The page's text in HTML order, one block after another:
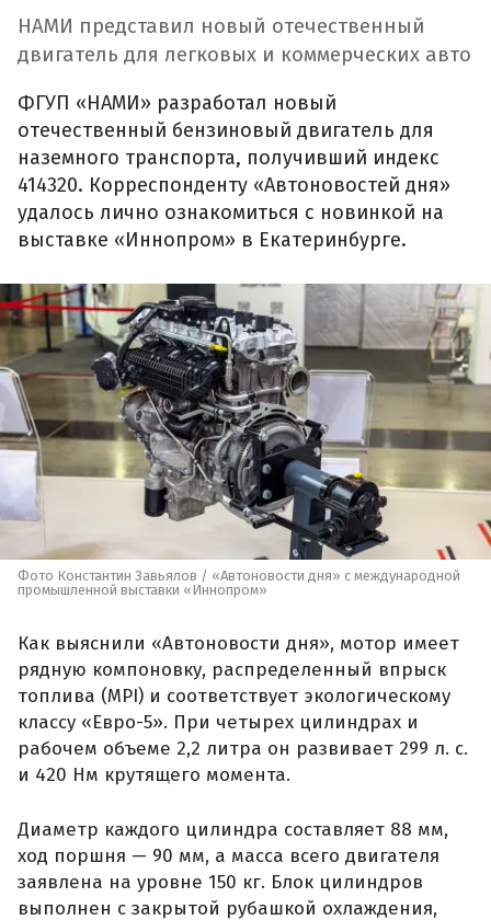
НАМИ представил новый отечественный
двигатель для легковых и коммерческих авто
ФГУП «НАМИ» разработал новый
отечественный бензиновый двигатель для
наземного транспорта, получивший индекс
414320. Корреспонденту «Автоновостей дня»
удалось лично ознакомиться с новинкой на
выставке «Иннопром» в Екатеринбурге.
Фото Константин Завьялов / «Автоновости дня» с международной
промышленной выставки «Иннопром»
Как выяснили «Автоновости дня», мотор имеет
рядную компоновку, распределенный впрыск
топлива (MPI) и соответствует экологическому
классу «Евро-5». При четырех цилиндрах и
рабочем объеме 2,2 литра он развивает 299 л. с.
и 420 Нм крутящего момента.
Диаметр каждого цилиндра составляет 88 мм,
ход поршня — 90 мм, а масса всего двигателя
заявлена на уровне 150 кг. Блок цилиндров
выполнен с закрытой рубашкой охлаждения,